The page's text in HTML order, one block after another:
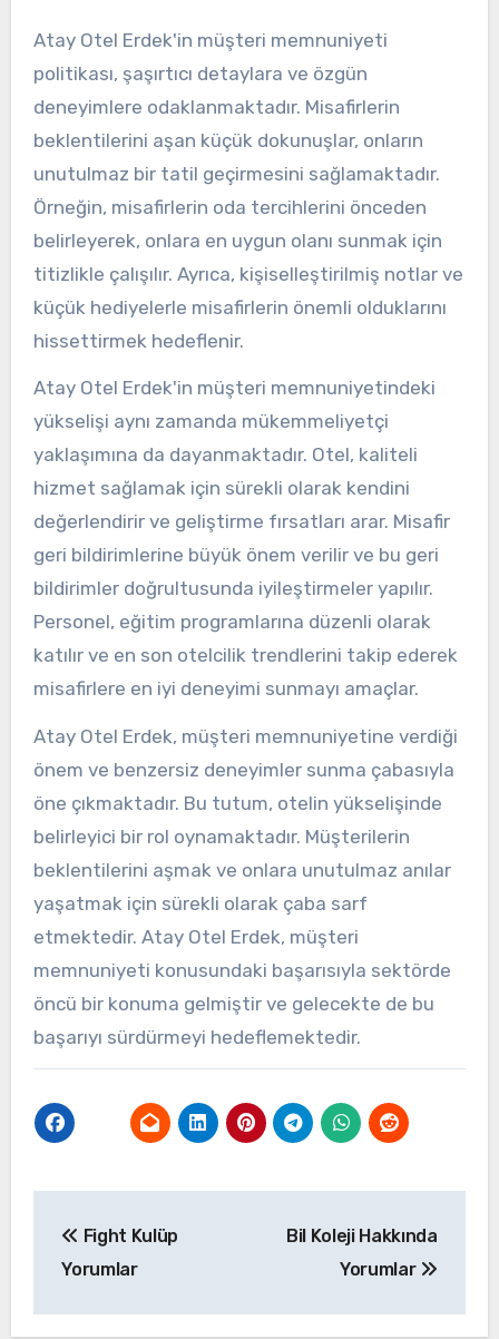
Atay Otel Erdek'in müşteri memnuniyeti
politikası, şaşırtıcı detaylara ve özgün
deneyimlere odaklanmaktadır. Misafirlerin
beklentilerini aşan küçük dokunuşlar, onların
unutulmaz bir tatil geçirmesini sağlamaktadır.
Örneğin, misafirlerin oda tercihlerini önceden
belirleyerek, onlara en uygun olanı sunmak için
titizlikle çalışılır. Ayrıca, kişiselleştirilmiş notlar ve
küçük hediyelerle misafirlerin önemli olduklarını
hissettirmek hedeflenir.
Atay Otel Erdek'in müşteri memnuniyetindeki
yükselişi aynı zamanda mükemmeliyetçi
yaklaşımına da dayanmaktadır. Otel, kaliteli
hizmet sağlamak için sürekli olarak kendini
değerlendirir ve geliştirme fırsatları arar. Misafir
geri bildirimlerine büyük önem verilir ve bu geri
bildirimler doğrultusunda iyileştirmeler yapılır.
Personel, eğitim programlarına düzenli olarak
katılır ve en son otelcilik trendlerini takip ederek
misafirlere en iyi deneyimi sunmayı amaçlar.
Atay Otel Erdek, müşteri memnuniyetine verdiği
önem ve benzersiz deneyimler sunma çabasıyla
öne çıkmaktadır. Bu tutum, otelin yükselişinde
belirleyici bir rol oynamaktadır. Müşterilerin
beklentilerini aşmak ve onlara unutulmaz anılar
yaşatmak için sürekli olarak çaba sarf
etmektedir. Atay Otel Erdek, müşteri
memnuniyeti konusundaki başarısıyla sektörde
öncü bir konuma gelmiştir ve gelecekte de bu
başarıyı sürdürmeyi hedeflemektedir.
gezinmesi
Fight Kulüp
Yorumlar
Bil Koleji Hakkında
Yorumlar